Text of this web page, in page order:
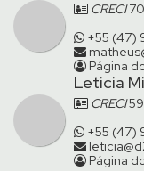
CRECI
+55 (47)
Página
Leticia
CRECI
+55 (47)
Página